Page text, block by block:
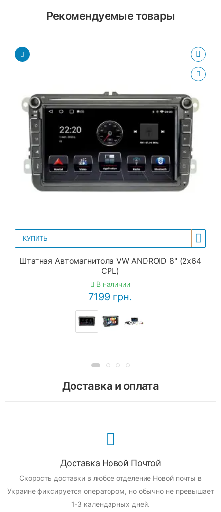
Рекомендуемые товары
КУПИТЬ
Штатная Автомагнитола VW ANDROID 8" (2x64
CPL)
В наличии
7199 грн.
Доставка и оплата
Доставка Новой Почтой
Скорость доставки в любое отделение Новой почты в
Украине фиксируется оператором, но обычно не превышает
1-3 календарных дней.